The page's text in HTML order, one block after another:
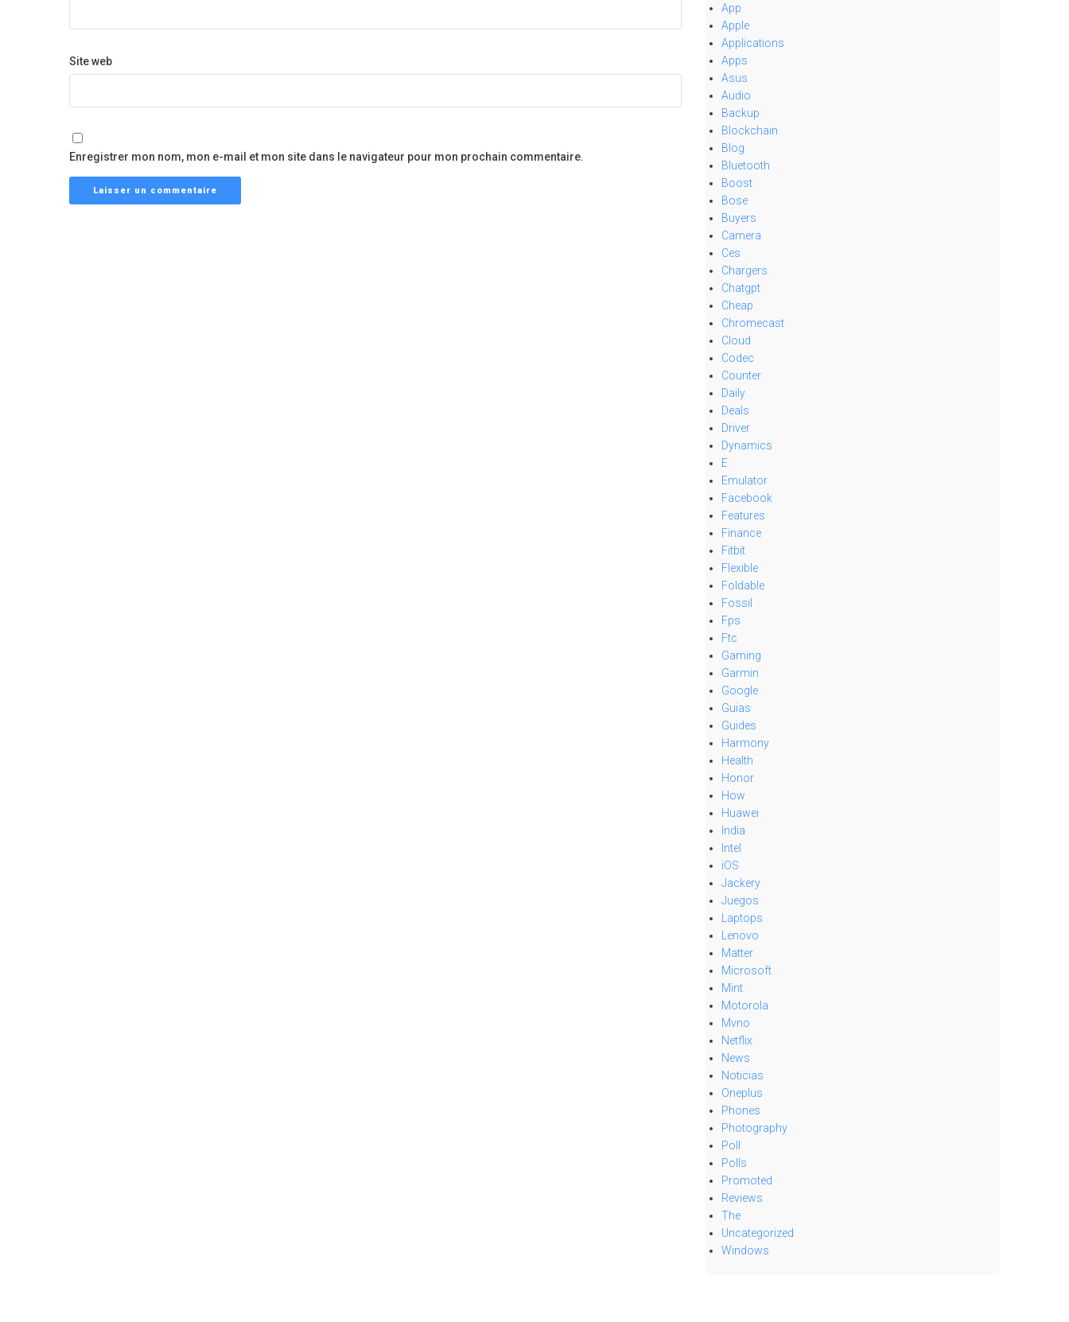
Site web
Enregistrer mon nom, mon e-mail et mon site dans le navigateur pour mon prochain commentaire.
App
Apple
Applications
Apps
Asus
Audio
Backup
Blockchain
Blog
Bluetooth
Boost
Bose
Buyers
Camera
Ces
Chargers
Chatgpt
Cheap
Chromecast
Cloud
Codec
Counter
Daily
Deals
Driver
Dynamics
E
Emulator
Facebook
Features
Finance
Fitbit
Flexible
Foldable
Fossil
Fps
Ftc
Gaming
Garmin
Google
Guias
Guides
Harmony
Health
Honor
How
Huawei
India
Intel
iOS
Jackery
Juegos
Laptops
Lenovo
Matter
Microsoft
Mint
Motorola
Mvno
Netflix
News
Noticias
Oneplus
Phones
Photography
Poll
Polls
Promoted
Reviews
The
Uncategorized
Windows